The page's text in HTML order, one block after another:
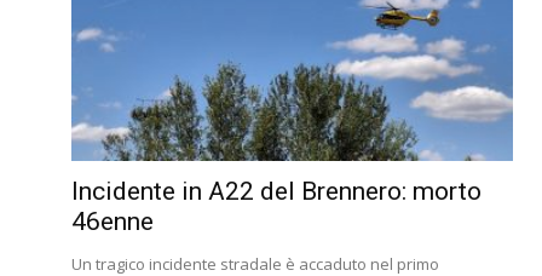
Incidente in A22 del Brennero: morto
46enne
Un tragico incidente stradale è accaduto nel primo